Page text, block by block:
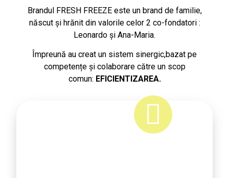
Brandul FRESH FREEZE este un brand de familie,
născut și hrănit din valorile celor 2 co-fondatori :
Leonardo și Ana-Maria.
Împreună au creat un sistem sinergic,bazat pe
competențe și colaborare către un scop
comun: EFICIENTIZAREA.